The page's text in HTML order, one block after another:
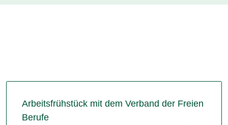
Arbeitsfrühstück mit dem Verband der Freien
Berufe